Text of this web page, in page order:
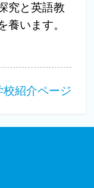
究と英語教
養います。
校紹介ページ